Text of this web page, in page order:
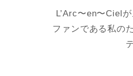
L’Arc〜en〜Ciel
ファンである私の